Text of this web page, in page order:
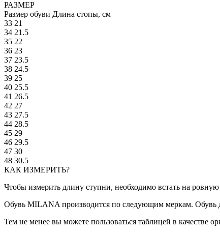
РАЗМЕР
Размер обуви Длина стопы, см
33 21
34 21.5
35 22
36 23
37 23.5
38 24.5
39 25
40 25.5
41 26.5
42 27
43 27.5
44 28.5
45 29
46 29.5
47 30
48 30.5
КАК ИЗМЕРИТЬ?
Чтобы измерить длину ступни, необходимо встать на
Обувь MILANA производится по следующим меркам. Обувь
Тем не менее вы можете пользоваться таблицей в качестве